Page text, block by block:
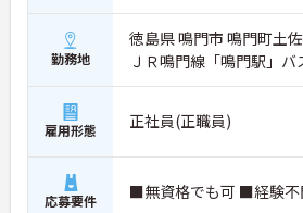
勤務地
徳島県 鳴門市 鳴門町土
ＪＲ鳴門線「鳴門駅」
雇用形態 正社員(正職員)
応募要件 ■無資格でも可 ■経験不